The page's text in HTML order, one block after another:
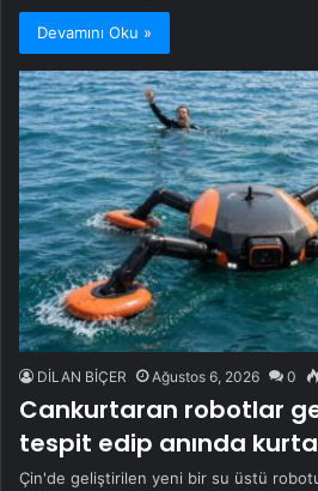
Devamını Oku »
DİLAN BİÇER Ağustos 6, 2026 0
Cankurtaran robotlar
tespit edip anında
Çin'de geliştirilen yeni bir su üstü